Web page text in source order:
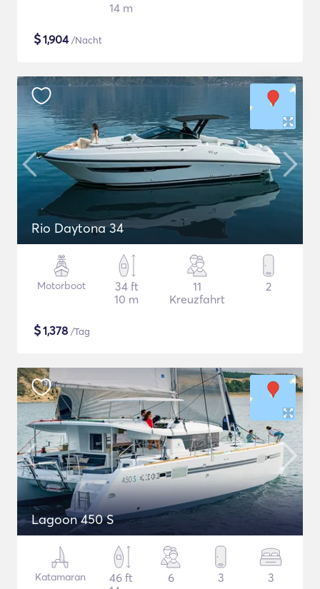
14 m
$1,904/Nacht
Rio Daytona 34
Motorboot
34 ft
10 m
11
Kreuzfahrt
2
$1,378 /Tag
Lagoon 450 S
Katamaran
46 ft
6 3 3